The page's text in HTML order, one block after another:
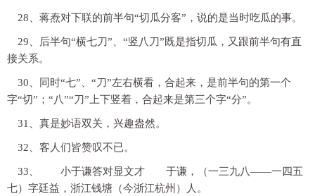
28、蒋焘对下联的前半句“切瓜分客”，说的是当时吃瓜的事。
29、后半句“横七刀”、“竖八刀”既是指切瓜，又跟前半句有直
接关系。
30、同时“七”、“刀”左右横看，合起来，是前半句的第一个
字“切”；“八”“刀”上下竖着，合起来是第三个字“分”。
31、真是妙语双关，兴趣盎然。
32、客人们皆赞叹不已。
33、 小于谦答对显文才 于谦，（一三九八——一四五
七）字廷益，浙江钱塘（今浙江杭州）人。